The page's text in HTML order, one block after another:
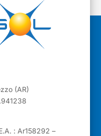
(AR)
: Ar158292 –